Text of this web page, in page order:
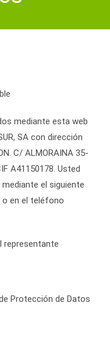
mediante esta web
SA con dirección
C/ ALMORAINA 35-
A41150178. Usted
el siguiente
o en el teléfono
representante
Protección de Datos